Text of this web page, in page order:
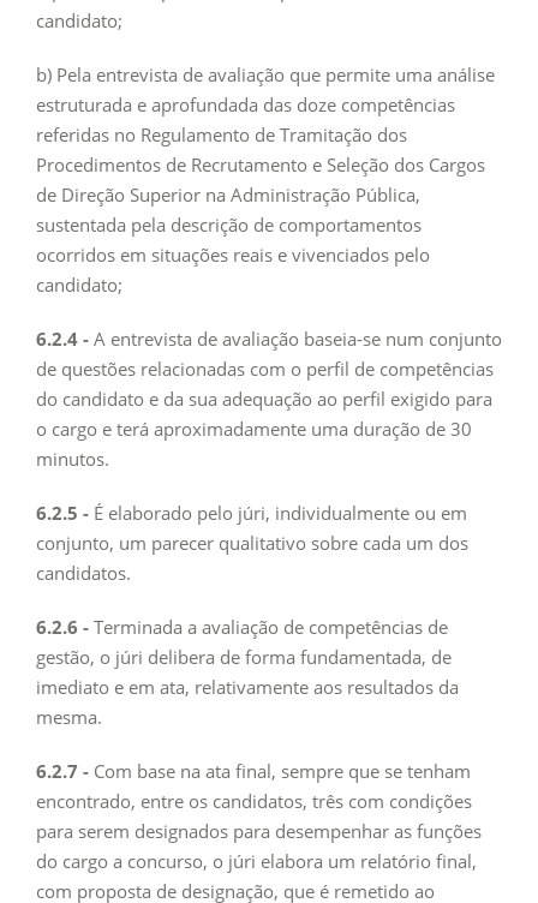
candidato;
b) Pela entrevista de avaliação que permite uma análise
estruturada e aprofundada das doze competências
referidas no Regulamento de Tramitação dos
Procedimentos de Recrutamento e Seleção dos Cargos
de Direção Superior na Administração Pública,
sustentada pela descrição de comportamentos
ocorridos em situações reais e vivenciados pelo
candidato;
6.2.4 - A entrevista de avaliação baseia-se num conjunto
de questões relacionadas com o perfil de competências
do candidato e da sua adequação ao perfil exigido para
o cargo e terá aproximadamente uma duração de 30
minutos.
6.2.5 - É elaborado pelo júri, individualmente ou em
conjunto, um parecer qualitativo sobre cada um dos
candidatos.
6.2.6 - Terminada a avaliação de competências de
gestão, o júri delibera de forma fundamentada, de
imediato e em ata, relativamente aos resultados da
mesma.
6.2.7 - Com base na ata final, sempre que se tenham
encontrado, entre os candidatos, três com condições
para serem designados para desempenhar as funções
do cargo a concurso, o júri elabora um relatório final,
com proposta de designação, que é remetido ao